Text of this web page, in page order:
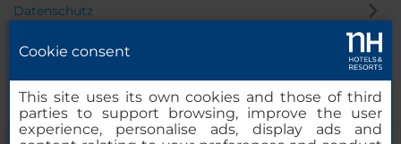
Datenschutz
Cookie consent
This site uses its own cookies and those of third
parties to support browsing, improve the user
experience, personalise ads, display ads and